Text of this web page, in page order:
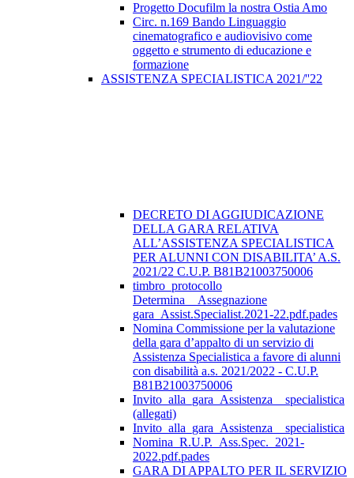
Progetto Docufilm la nostra Ostia Amo
Circ. n.169 Bando Linguaggio
cinematografico e audiovisivo come
oggetto e strumento di educazione e
formazione
ASSISTENZA SPECIALISTICA 2021/''22
DECRETO DI AGGIUDICAZIONE
DELLA GARA RELATIVA
ALL’ASSISTENZA SPECIALISTICA
PER ALUNNI CON DISABILITA’ A.S.
2021/22 C.U.P. B81B21003750006
timbro_protocollo
Determina__Assegnazione
gara_Assist.Specialist.2021-22.pdf.pades
Nomina Commissione per la valutazione
della gara d’appalto di un servizio di
Assistenza Specialistica a favore di alunni
con disabilità a.s. 2021/2022 - C.U.P.
B81B21003750006
Invito_alla_gara_Assistenza__specialistica
(allegati)
Invito_alla_gara_Assistenza__specialistica
Nomina_R.U.P._Ass.Spec._2021-
2022.pdf.pades
GARA DI APPALTO PER IL SERVIZIO